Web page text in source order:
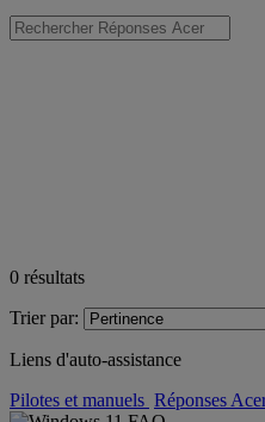
0 résultats
Trier par:
Liens d'auto-assistance
Pilotes et manuels Réponses